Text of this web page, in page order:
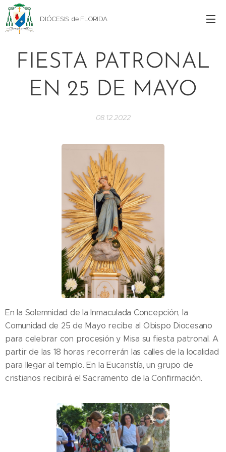
DIÓCESIS de FLORIDA
FIESTA PATRONAL
EN 25 DE MAYO
08.12.2022
En la Solemnidad de la Inmaculada Concepción, la
Comunidad de 25 de Mayo recibe al Obispo Diocesano
para celebrar con procesión y Misa su fiesta patronal. A
partir de las 18 horas recorrerán las calles de la localidad
para llegar al templo. En la Eucaristía, un grupo de
cristianos recibirá el Sacramento de la Confirmación.